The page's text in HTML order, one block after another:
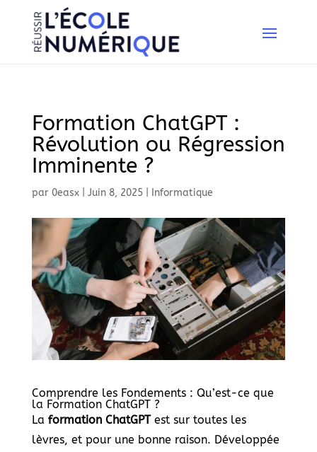
Formation ChatGPT :
Révolution ou Régression
Imminente ?
par 0easx| Juin 8, 2025| Informatique
Comprendre les Fondements : Qu’est-ce que
la Formation ChatGPT ?
La formation ChatGPTest sur toutes les
lèvres, et pour une bonne raison. Développée